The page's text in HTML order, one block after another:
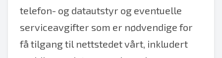
telefon- og datautstyr og eventuelle
serviceavgifter som er nødvendige for
få tilgang til nettstedet vårt, inkludert